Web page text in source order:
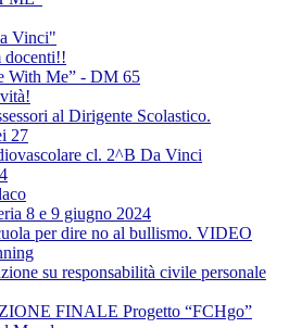
Vinci"
docenti!!
With Me” - DM 65
al Dirigente Scolastico.
27
cl. 2^B Da Vinci
8 e 9 giugno 2024
per dire no al bullismo. VIDEO
su responsabilità civile personale
FINALE Progetto “FCHgo”